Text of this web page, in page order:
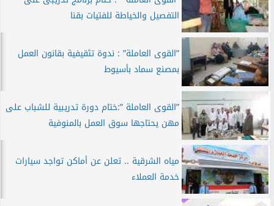
التفصيل والخياطة للفتيات بقنا
”القوى العاملة” : ندوة تثقيفية بقانون العمل
بمصنع سماد بأسيوط
”القوى العاملة ”:ختام دورة تدريبية للشباب على
مهن يحتاجها سوق العمل بالمنوفية
مياه الشرقية .. تعلن عن أماكن تواجد سيارات
خدمة العملاء